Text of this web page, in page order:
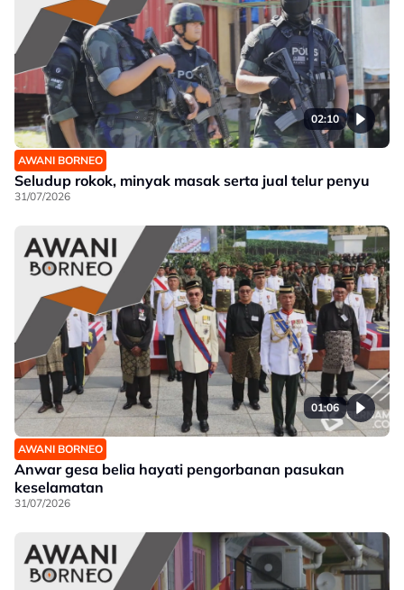
02:10
AWANI BORNEO
Seludup rokok, minyak masak serta jual telur penyu
31/07/2026
01:06
AWANI BORNEO
Anwar gesa belia hayati pengorbanan pasukan
keselamatan
31/07/2026